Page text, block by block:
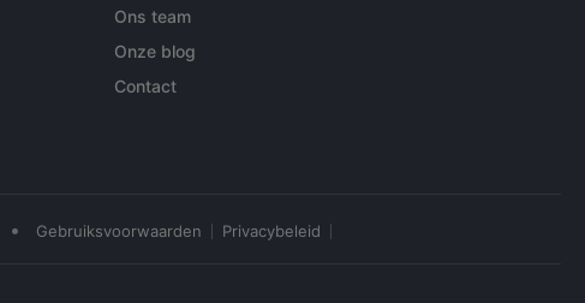
Ons team
Onze blog
Contact
• Gebruiksvoorwaarden Privacybeleid